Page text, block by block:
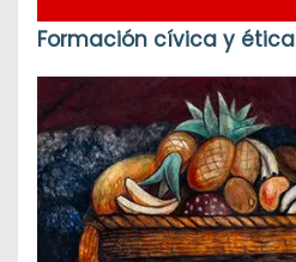
Formación cívica y ética